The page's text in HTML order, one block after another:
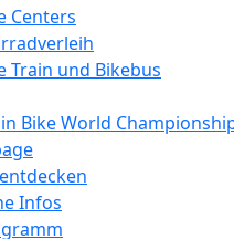
Centers
Train und Bikebus
Bike World
Infos